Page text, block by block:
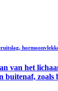
van het
buitenaf, zoals